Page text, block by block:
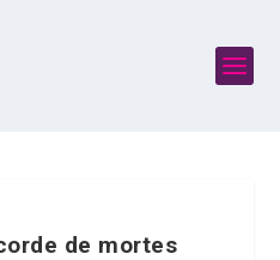
de mortes